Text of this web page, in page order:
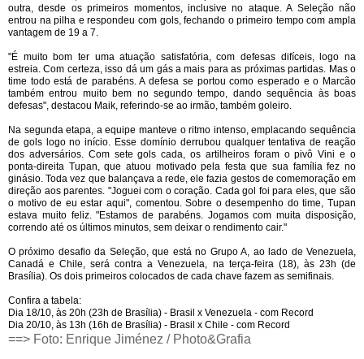
outra, desde os primeiros momentos, inclusive no ataque. A Seleção não
entrou na pilha e respondeu com gols, fechando o primeiro tempo com ampla
vantagem de 19 a 7.
"É muito bom ter uma atuação satisfatória, com defesas difíceis, logo na
estreia. Com certeza, isso dá um gás a mais para as próximas partidas. Mas o
time todo está de parabéns. A defesa se portou como esperado e o Marcão
também entrou muito bem no segundo tempo, dando sequência às boas
defesas", destacou Maik, referindo-se ao irmão, também goleiro.
Na segunda etapa, a equipe manteve o ritmo intenso, emplacando sequência
de gols logo no início. Esse domínio derrubou qualquer tentativa de reação
dos adversários. Com sete gols cada, os artilheiros foram o pivô Vini e o
ponta-direita Tupan, que atuou motivado pela festa que sua família fez no
ginásio. Toda vez que balançava a rede, ele fazia gestos de comemoração em
direção aos parentes. "Joguei com o coração. Cada gol foi para eles, que são
o motivo de eu estar aqui", comentou. Sobre o desempenho do time, Tupan
estava muito feliz. "Estamos de parabéns. Jogamos com muita disposição,
correndo até os últimos minutos, sem deixar o rendimento cair."
O próximo desafio da Seleção, que está no Grupo A, ao lado de Venezuela,
Canadá e Chile, será contra a Venezuela, na terça-feira (18), às 23h (de
Brasília). Os dois primeiros colocados de cada chave fazem as semifinais.
Confira a tabela:
Dia 18/10, às 20h (23h de Brasília) - Brasil x Venezuela - com Record
Dia 20/10, às 13h (16h de Brasília) - Brasil x Chile - com Record
==> Foto: Enrique Jiménez / Photo&Grafia